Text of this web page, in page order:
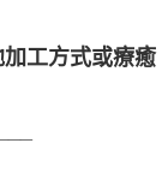
工方式或療癒